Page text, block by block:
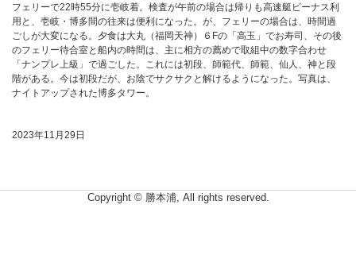
フェリーで22時55分に壱岐着。検査が午前の場合は帰りも高速艇ビーナス利
用と、壱岐・博多間の往来は便利になった。が、フェリーの場合は、時間過
ごしが大変になる。夕食は大丸（福岡天神）６Fの「高玉」でお寿司、その後
のフェリー待合室と船内の時間は、主に相方の薦めで取組中の数字合わせ
「ナンプレ上級」で過ごした。これには初段、師範代、師範、仙人、神と段
階がある。今は初段だが、お陰でサクサクと解けるようになった。写真は、
ナイトアップされた博多タワー。
2023年11月29日
Copyright © 勝本浦, All rights reserved.